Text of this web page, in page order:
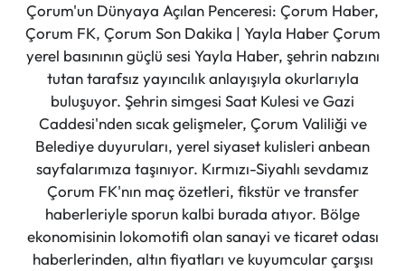
Çorum'un Dünyaya Açılan Penceresi: Çorum Haber,
Çorum FK, Çorum Son Dakika | Yayla Haber Çorum
yerel basınının güçlü sesi Yayla Haber, şehrin nabzını
tutan tarafsız yayıncılık anlayışıyla okurlarıyla
buluşuyor. Şehrin simgesi Saat Kulesi ve Gazi
Caddesi'nden sıcak gelişmeler, Çorum Valiliği ve
Belediye duyuruları, yerel siyaset kulisleri anbean
sayfalarımıza taşınıyor. Kırmızı-Siyahlı sevdamız
Çorum FK'nın maç özetleri, fikstür ve transfer
haberleriyle sporun kalbi burada atıyor. Bölge
ekonomisinin lokomotifi olan sanayi ve ticaret odası
haberlerinden, altın fiyatları ve kuyumcular çarşısı